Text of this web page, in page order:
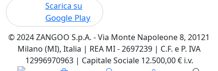
Scarica su
Google Play
© 2024 ZANGOO S.p.A. - Via Monte Napoleone 8, 20121
Milano (MI), Italia | REA MI - 2697239 | C.F. e P. IVA
12996970963 | Capitale Sociale 12.500,00 € i.v.